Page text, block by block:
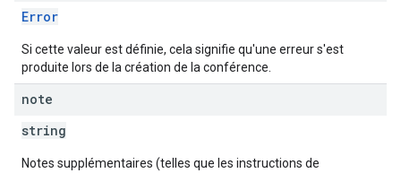
Error
Si cette valeur est définie, cela signifie qu'une erreur s'est
produite lors de la création de la conférence.
note
string
Notes supplémentaires (telles que les instructions de